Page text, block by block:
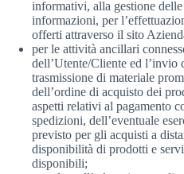
informativi, alla gestione
informazioni, per
offerti attraverso il sito
per le attività ancillari
dell’Utente/Cliente ed l’invio
trasmissione di materiale
dell’ordine di acquisto dei
aspetti relativi al pagamento
spedizioni, dell’eventuale
previsto per gli acquisti a
disponibilità di prodotti e
disponibili;